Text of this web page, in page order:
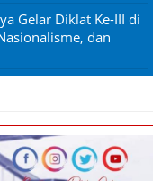
Gelar Diklat Ke-III di
dan